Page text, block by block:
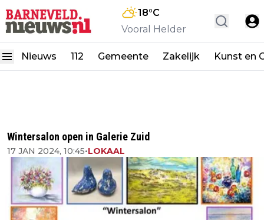
18°C
Vooral Helder
Nieuws 112 Gemeente Zakelijk Kunst en
Wintersalon open in Galerie Zuid
17 JAN 2024, 10:45•LOKAAL